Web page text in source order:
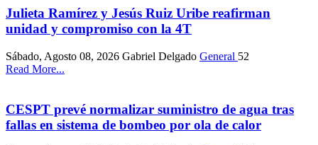
Julieta Ramírez y Jesús Ruiz Uribe reafirman
unidad y compromiso con la 4T
Sábado, Agosto 08, 2026 Gabriel Delgado General 52
Read More...
CESPT prevé normalizar suministro de agua tras
fallas en sistema de bombeo por ola de calor